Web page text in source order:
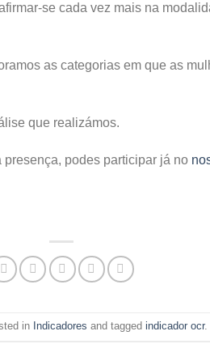
se cada vez mais na
as categorias em que as
que realizámos.
presença, podes participar já no
in Indicadores and taggedindicador ocr.